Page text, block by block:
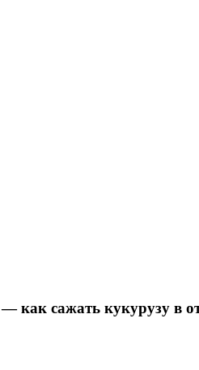
как сажать кукурузу в